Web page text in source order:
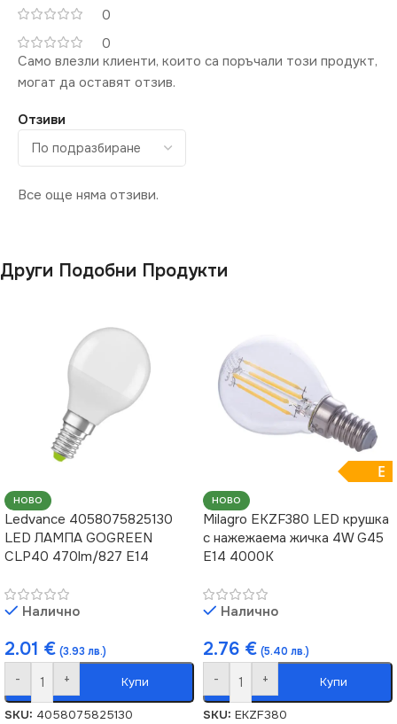
0
0
Отзиви
Все още няма отзиви.
Само влезли клиенти, които са поръчали този продукт,
могат да оставят отзив.
Други Подобни Продукти
НОВО
Ledvance 4058075825130
LED ЛАМПА GOGREEN
CLP40 470lm/827 E14
Налично
2.01 € (3.93 лв.)
- + Купи
SKU: 4058075825130
E
НОВО
Milagro EKZF380 LED крушка
с нажежаема жичка 4W G45
E14 4000K
Налично
2.76 € (5.40 лв.)
- + Купи
SKU: EKZF380